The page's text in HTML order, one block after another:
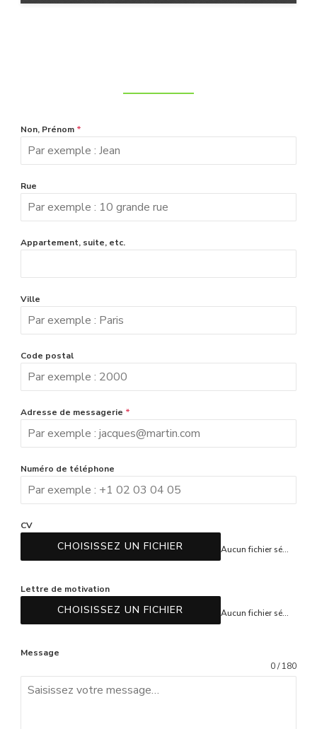
Non, Prénom *
Rue
Appartement, suite, etc.
Ville
Code postal
Adresse de messagerie *
Numéro de téléphone
CV
CHOISISSEZ UN FICHIER Aucun fichier sélectionné
Lettre de motivation
CHOISISSEZ UN FICHIER Aucun fichier sélectionné
Message
0 / 180